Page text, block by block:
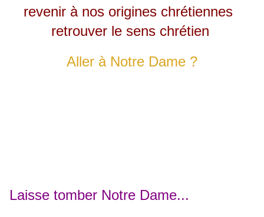
revenir à nos origines chrétiennes
retrouver le sens chrétien
Aller à Notre Dame ?
Laisse tomber Notre Dame...